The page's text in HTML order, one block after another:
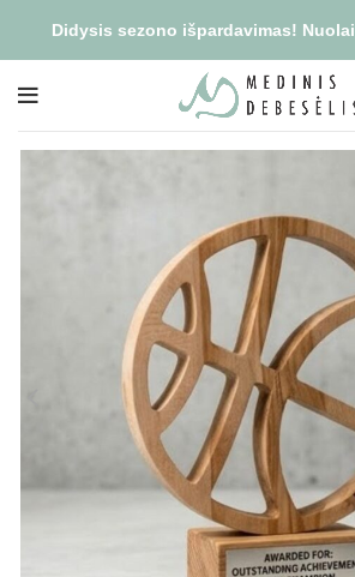
Didysis sezono išpardavimas!